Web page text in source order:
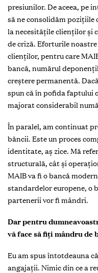
presiunilor. De aceea, pe
să ne consolidăm poziţiile
la necesităţile clienţilor şi
de criză. Eforturile
clienţilor, pentru care
bancă, numărul
creştere permanentă.
spun că în pofida faptului
majorat considerabil
În paralel, am continuat
băncii. Este un proces
identitate, aş zice. Mă
structurală, cât şi
MAIB va fi o bancă
standardelor europene, o
partenerii vor fi mândri.
Dar pentru
vă face să fiţi mândru de
Eu am spus întotdeauna
angajaţii. Nimic din ce a